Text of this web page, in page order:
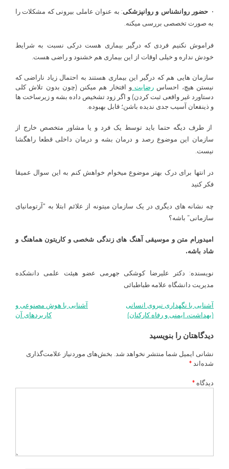
• حضور روانشناس و روانپزشکی: به عنوان عاملی بیرونی که مشکلات را
به صورت تخصصی بررسی میکنه.
فراموش نکنیم فردی که درگیر بیماری هست درکی نسبت به شرایط
خودش نداره و خیلی اوقات از این بیماری هم خشنود و راضی هست.
سازمان هایی هم که درگیر این بیماری هستند به احتمال زیاد ناراضی که
نیستن هیچ، احساس رضایتو افتخار هم میکنن (چون بدون تلاش کلی
دستاورد غیر واقعی ثبت کردن) و اگر زود تشخیص داده بشه و زیرساخت ها
و ذینفعان آسیب جدی ندیده باشن؛ قابل بهبوده.
از طرف دیگه حتما باید توسط یک فرد و یا مشاور متخصص خارج از
سازمان این موضوع رصد و درمان بشه و درمان داخلی قطعا راهگشا
نیست.
در انتها برای درک بهتر موضوع میخوام خواهش کنم به این سوال عمیقا
فکر کنید
چه نشانه های دیگری در یک سازمان میتونه از علائم ابتلا به “آرتومانیای
سازمانی” باشه؟
امیدورام متن و موسیقی آهنگ های زندگی شخصی و کاریتون هماهنگ و
شاد باشه.
نویسنده: دکتر علیرضا کوشکی جهرمی عضو هیئت علمی دانشکده
مدیریت دانشگاه علامه طباطبائی
راهبری
نوشته
آشنایی با نگهداری نیروی انسانی
(بهداشت، ایمنی و رفاه کارکنان)
آشنایی با هوش مصنوعی و
کاربردهای آن
دیدگاهتان را بنویسید
نشانی ایمیل شما منتشر نخواهد شد. بخش‌های موردنیاز علامت‌گذاری
شده‌اند *
دیدگاه *